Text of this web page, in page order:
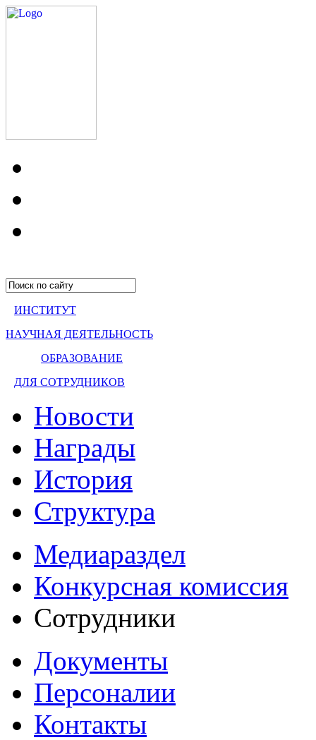
ИНСТИТУТ
НАУЧНАЯ ДЕЯТЕЛЬНОСТЬ
ОБРАЗОВАНИЕ
ДЛЯ СОТРУДНИКОВ
Новости
Награды
История
Структура
Медиараздел
Конкурсная комиссия
Сотрудники
Документы
Персоналии
Контакты